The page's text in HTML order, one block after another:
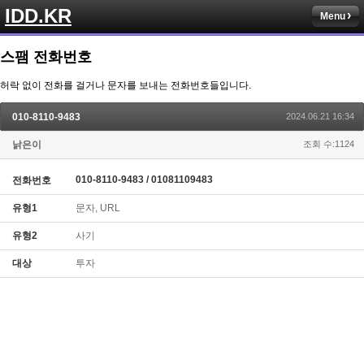
IDD.KR Menu
스팸 전화번호
허락 없이 전화를 걸거나 문자를 보내는 전화번호들입니다.
010-8110-9483 2024.06.21 16:34
낡은이 조회 수:1124
전화번호 010-8110-9483 / 01081109483
유형1 문자, URL
유형2 사기
대상 투자